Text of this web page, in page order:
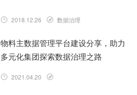
2018.12.26 数据治理
物料主数据管理平台建设分享，助力
多元化集团探索数据治理之路
2021.04.20